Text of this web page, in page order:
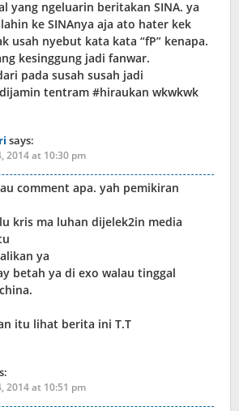
yang ngeluarin beritakan SINA. ya
ke SINAnya aja ato hater kek
usah nyebut kata kata “fP” kenapa.
kesinggung jadi fanwar.
pada susah susah jadi
tentram #hiraukan wkwkwk
says:
2014 at 10:30 pm
comment apa. yah pemikiran
kris ma luhan dijelek2in media
ya
betah ya di exo walau tinggal
itu lihat berita ini T.T
2014 at 10:51 pm